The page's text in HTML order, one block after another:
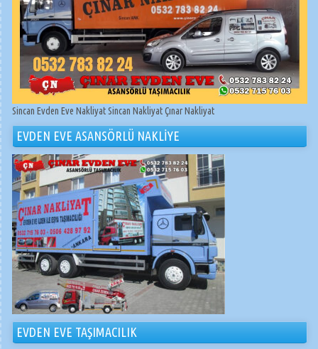
Sincan Evden Eve Nakliyat Sincan Nakliyat Çınar Nakliyat
EVDEN EVE ASANSÖRLÜ NAKLİYE
EVDEN EVE TAŞIMACILIK